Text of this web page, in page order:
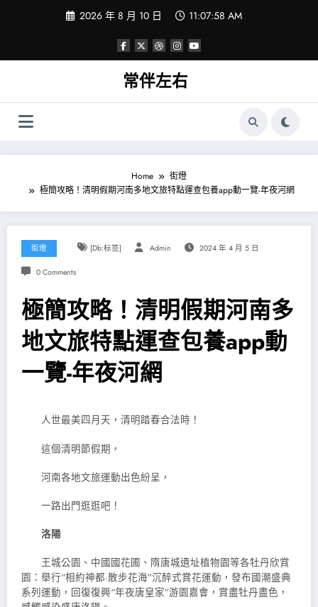
2026 年 8 月 10 日 11:07:58 AM
常伴左右
Home
街燈
極簡攻略！清明假期河南多地文旅特點運查包養app動一覽-年夜河網
街燈 [db:标签] Admin 2024 年 4 月 5 日
0 Comments
極簡攻略！清明假期河南多
地文旅特點運查包養app動
一覽-年夜河網
人世最美四月天，清明踏春合法時！
這個清明節假期，
河南各地文旅運動出色紛呈，
一路出門逛逛吧！
洛陽
王城公園、中國國花圃、隋唐城遺址植物園等各牡丹欣賞
園：舉行“相約神都·散步花海”沉醉式賞花運動，發布國潮盛典
系列運動，回復復興“年夜唐皇家”游園嘉會，賞盡牡丹盡色，